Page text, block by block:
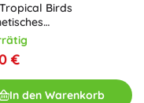
Birds
22 Stk.
€
In den Warenkorb